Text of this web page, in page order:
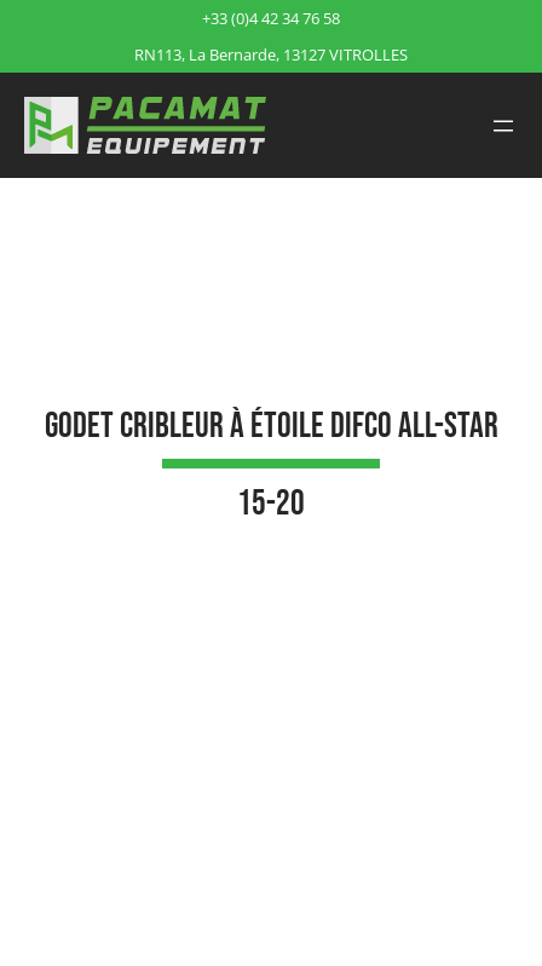
+33 (0)4 42 34 76 58
RN113, La Bernarde, 13127 VITROLLES
Godet cribleur à étoile DIFCO All-Star
15-20